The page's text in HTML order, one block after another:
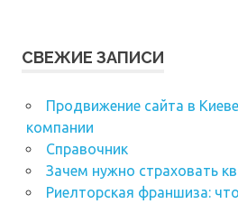
СВЕЖИЕ ЗАПИСИ
Продвижение сайта в
компании
Справочник
Зачем нужно страховать
Риелторская франшиза: